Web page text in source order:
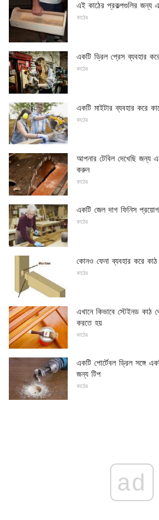
এই কাঠের প্রকল্পগুলির জন্য
কাঠের
একটি ড্রিল প্রেস ব্যবহার
কাঠের
একটি মাইটার ব্যবহার করে
কাঠের
আপনার টেবিল দেখেছি জন্য
করুন
কাঠের
একটি জেল দাগ ফিনিস প্রয়োগ
কাঠের
কোনও ফেনা ব্যবহার করে
কাঠের
এখানে কিভাবে স্টেইনড কাঠ
করতে হয়
কাঠের
একটি পোর্টেবল ড্রিল সঙ্গে
জন্য টিপ
কাঠের
ad